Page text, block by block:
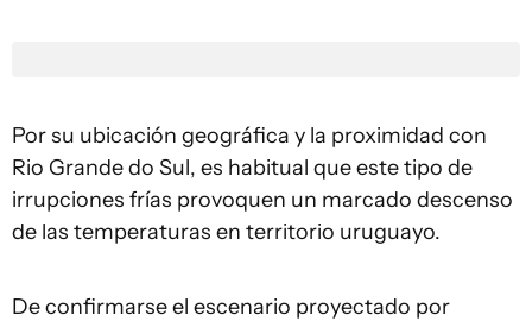
Por su ubicación geográfica y la proximidad con
Rio Grande do Sul, es habitual que este tipo de
irrupciones frías provoquen un marcado descenso
de las temperaturas en territorio uruguayo.
De confirmarse el escenario proyectado por